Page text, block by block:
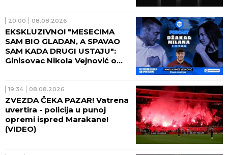
20:00 08.08.2026
EKSKLUZIVNO! "MESECIMA
SAM BIO GLADAN, A SPAVAO
SAM KADA DRUGI USTAJU":
Ginisovac Nikola Vejnović o
19:34 08.08.2026
ZVEZDA ČEKA PAZAR! Vatrena
uvertira - policija u punoj
opremi ispred Marakane!
(VIDEO)